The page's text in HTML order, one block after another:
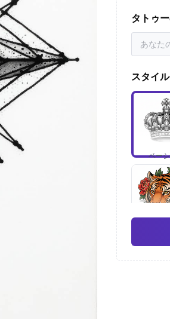
タトゥ
スタイル
ベー
和